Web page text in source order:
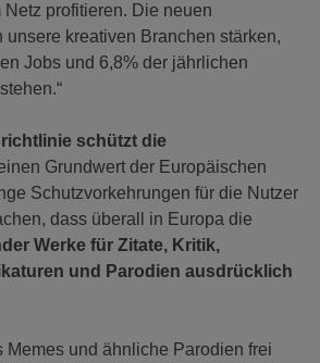
profitieren. Die neuen
unsere kreativen Branchen stärken,
Jobs und 6,8% der jährlichen
schützt die
Grundwert der Europäischen
Schutzvorkehrungen für die Nutzer
dass überall in Europa die
Werke für Zitate, Kritik,
und Parodien ausdrücklich
Memes und ähnliche Parodien frei